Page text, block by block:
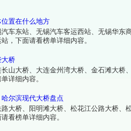
置在什么地方
车东站、无锡汽车客运西站、无锡华东
，下面请看榜单详细内容。
大桥
山大桥、大连金州湾大桥、金石滩大
详细内容。
尔滨现代大桥盘点
大桥、阳明滩大桥、松花江公路大桥、
看榜单详细内容。